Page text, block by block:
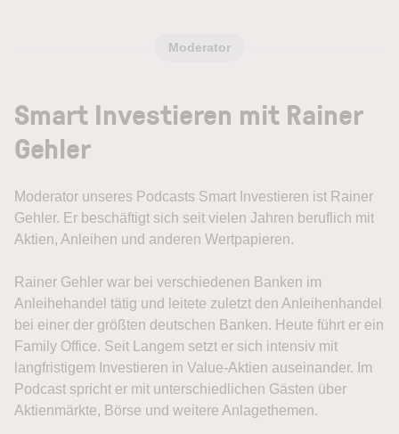
Moderator
Smart Investieren mit Rainer
Gehler
Moderator unseres Podcasts Smart Investieren ist Rainer
Gehler. Er beschäftigt sich seit vielen Jahren beruflich mit
Aktien, Anleihen und anderen Wertpapieren.
Rainer Gehler war bei verschiedenen Banken im
Anleihehandel tätig und leitete zuletzt den Anleihenhandel
bei einer der größten deutschen Banken. Heute führt er ein
Family Office. Seit Langem setzt er sich intensiv mit
langfristigem Investieren in Value-Aktien auseinander. Im
Podcast spricht er mit unterschiedlichen Gästen über
Aktienmärkte, Börse und weitere Anlagethemen.